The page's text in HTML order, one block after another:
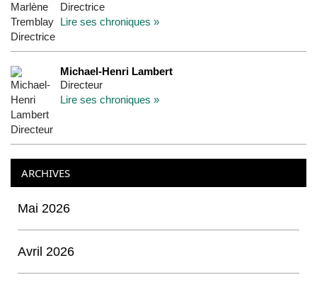
Directrice
Lire ses chroniques »
Michael-Henri Lambert
Directeur
Lire ses chroniques »
ARCHIVES
Mai 2026
Avril 2026